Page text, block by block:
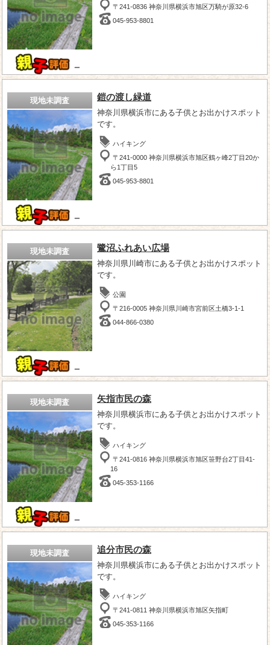
－
〒241-0836 神奈川県横浜市旭区万騎が原32-6
045-953-8801
現地未調査
－
鎧の渡し緑道
神奈川県横浜市にある子供とお出かけスポット
です。
ハイキング
〒241-0000 神奈川県横浜市旭区鶴ヶ峰2丁目20か
ら1丁目5
045-953-8801
現地未調査
－
鷺沼ふれあい広場
神奈川県川崎市にある子供とお出かけスポット
です。
公園
〒216-0005 神奈川県川崎市宮前区土橋3-1-1
044-866-0380
現地未調査
－
矢指市民の森
神奈川県横浜市にある子供とお出かけスポット
です。
ハイキング
〒241-0816 神奈川県横浜市旭区笹野台2丁目41-
16
045-353-1166
現地未調査 追分市民の森
神奈川県横浜市にある子供とお出かけスポット
です。
ハイキング
〒241-0811 神奈川県横浜市旭区矢指町
045-353-1166